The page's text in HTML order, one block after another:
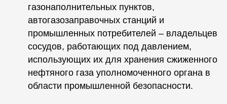
газонаполнительных пунктов,
автогазозаправочных станций и
промышленных потребителей – владельцев
сосудов, работающих под давлением,
использующих их для хранения сжиженного
нефтяного газа уполномоченного органа в
области промышленной безопасности.